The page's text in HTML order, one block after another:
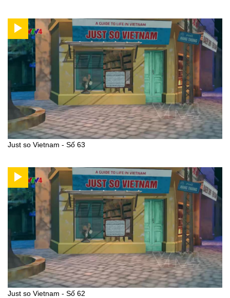
Just so Vietnam - Số 63
Just so Vietnam - Số 62